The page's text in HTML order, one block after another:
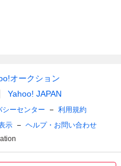
オークション
Yahoo! JAPAN
シーセンター
利用規約
示
ヘルプ・お問い合わせ